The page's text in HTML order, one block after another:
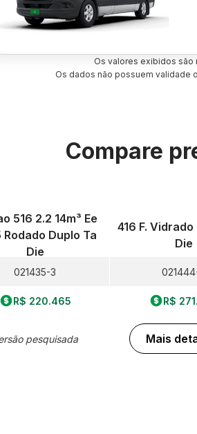
Os valores exibidos são
Os dados não possuem validade
Compare
516 2.2 14m³ Ee
Rodado Duplo Ta
Die
021435-3
R$ 220.465
pesquisada
416 F. Vidrado
Die
R$
Mais